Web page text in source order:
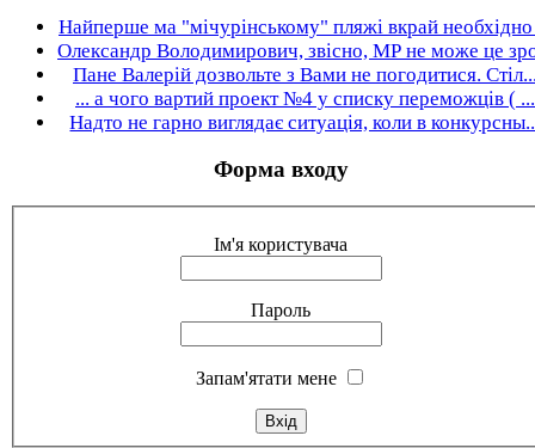
Найперше ма "мічурінському" пляжі вкрай необхідно
Олександр Володимирович, звісно, МР не може це
Пане Валерій дозвольте з Вами не погодитися.
... а чого вартий проект №4 у списку переможців ( ...
Надто не гарно виглядає ситуація, коли в
Форма входу
Ім'я користувача
Пароль
Запам'ятати мене